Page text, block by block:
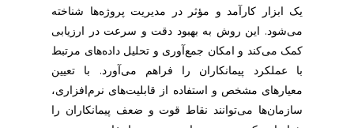
یک ابزار کارآمد و مؤثر در مدیریت پروژه‌ها شناخته
می‌شود. این روش به بهبود دقت و سرعت در ارزیابی
کمک می‌کند و امکان جمع‌آوری و تحلیل داده‌های مرتبط
با عملکرد پیمانکاران را فراهم می‌آورد. با تعیین
معیارهای مشخص و استفاده از قابلیت‌های نرم‌افزاری،
سازمان‌ها می‌توانند نقاط قوت و ضعف پیمانکاران را